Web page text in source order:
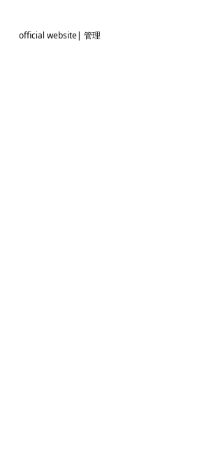
official website| 管理